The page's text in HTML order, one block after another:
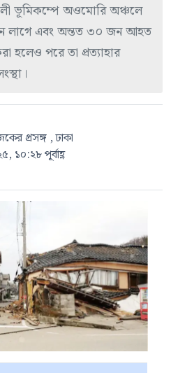
ভূমিকম্পে অওমোরি অঞ্চলে
লাগে এবং অন্তত ৩০ জন আহত
হলেও পরে তা প্রত্যাহার
প্রসঙ্গ , ঢাকা
১০:২৮ পূর্বাহ্ণ